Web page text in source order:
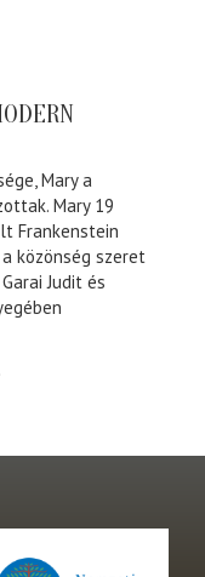
Mary a
Mary 19
Frankenstein
közönség szeret
Judit és